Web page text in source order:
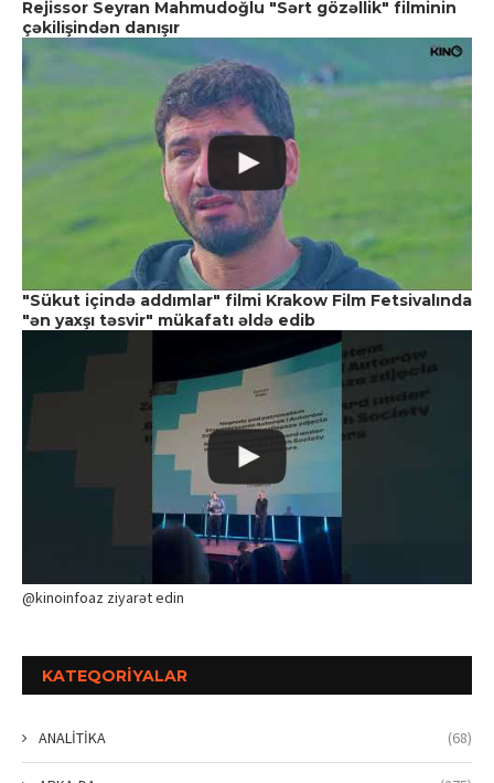
Rejissor Seyran Mahmudoğlu "Sərt gözəllik" filminin
çəkilişindən danışır
"Sükut içində addımlar" filmi Krakow Film Fetsivalında
"ən yaxşı təsvir" mükafatı əldə edib
@kinoinfoaz ziyarət edin
KATEQORIYALAR
ANALİTİKA (68)